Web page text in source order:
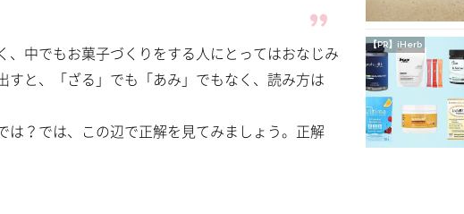
中でもお菓子づくりをする人にとってはおなじみ
と、「ざる」でも「あみ」でもなく、読み方は
は？では、この辺で正解を見てみましょう。正解
【PR】iHerb